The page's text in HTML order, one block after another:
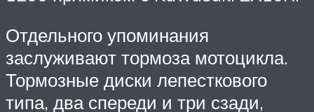
Отдельного упоминания
заслуживают тормоза мотоцикла.
Тормозные диски лепесткового
типа, два спереди и три сзади,